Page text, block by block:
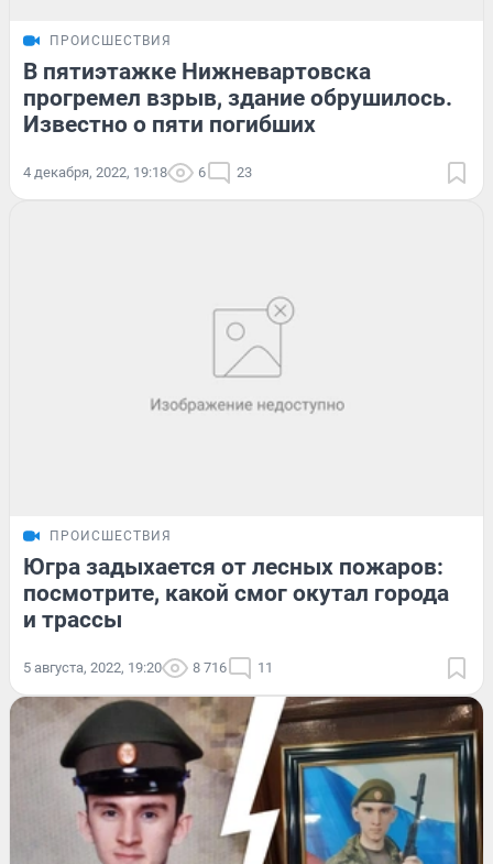
ПРОИСШЕСТВИЯ
В пятиэтажке Нижневартовска
прогремел взрыв, здание обрушилось.
Известно о пяти погибших
4 декабря, 2022, 19:18 6 23
ПРОИСШЕСТВИЯ
Югра задыхается от лесных пожаров:
посмотрите, какой смог окутал города
и трассы
5 августа, 2022, 19:20 8 716 11